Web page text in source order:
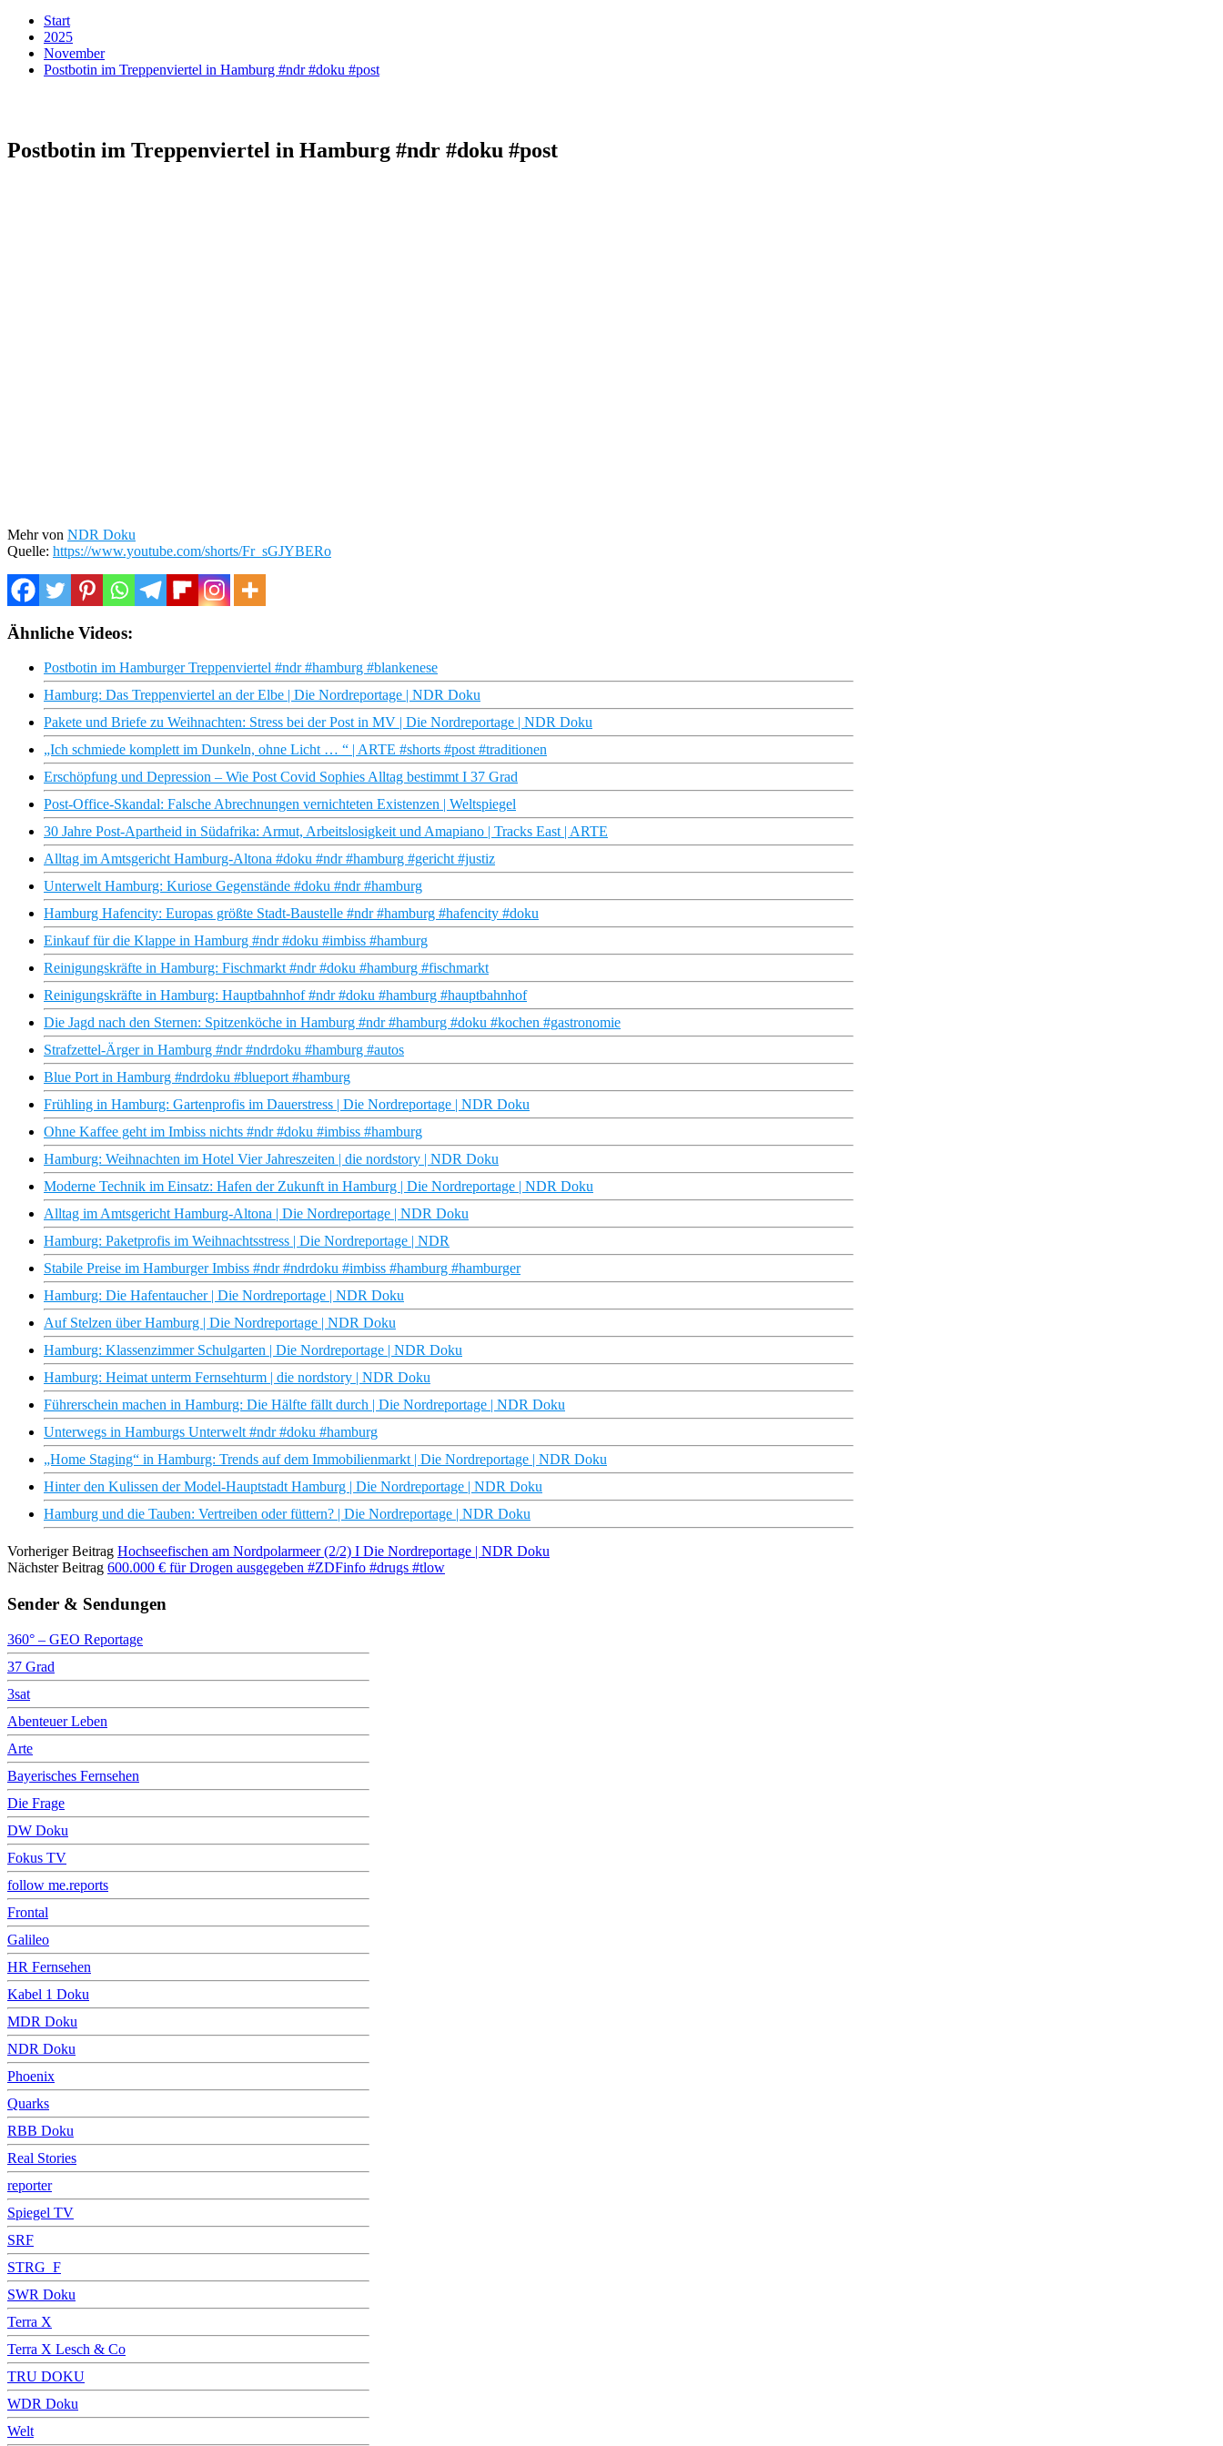
Start
2025
November
Postbotin im Treppenviertel in Hamburg #ndr #doku #post
Postbotin im Treppenviertel in Hamburg #ndr #doku #post
Mehr von NDR Doku
Quelle: https://www.youtube.com/shorts/Fr_sGJYBERo
Ähnliche Videos:
Postbotin im Hamburger Treppenviertel #ndr #hamburg #blankenese
Hamburg: Das Treppenviertel an der Elbe | Die Nordreportage | NDR Doku
Pakete und Briefe zu Weihnachten: Stress bei der Post in MV | Die Nordreportage | NDR Doku
„Ich schmiede komplett im Dunkeln, ohne Licht … “ | ARTE #shorts #post #traditionen
Erschöpfung und Depression – Wie Post Covid Sophies Alltag bestimmt I 37 Grad
Post-Office-Skandal: Falsche Abrechnungen vernichteten Existenzen | Weltspiegel
30 Jahre Post-Apartheid in Südafrika: Armut, Arbeitslosigkeit und Amapiano | Tracks East | ARTE
Alltag im Amtsgericht Hamburg-Altona #doku #ndr #hamburg #gericht #justiz
Unterwelt Hamburg: Kuriose Gegenstände #doku #ndr #hamburg
Hamburg Hafencity: Europas größte Stadt-Baustelle #ndr #hamburg #hafencity #doku
Einkauf für die Klappe in Hamburg #ndr #doku #imbiss #hamburg
Reinigungskräfte in Hamburg: Fischmarkt #ndr #doku #hamburg #fischmarkt
Reinigungskräfte in Hamburg: Hauptbahnhof #ndr #doku #hamburg #hauptbahnhof
Die Jagd nach den Sternen: Spitzenköche in Hamburg #ndr #hamburg #doku #kochen #gastronomie
Strafzettel-Ärger in Hamburg #ndr #ndrdoku #hamburg #autos
Blue Port in Hamburg #ndrdoku #blueport #hamburg
Frühling in Hamburg: Gartenprofis im Dauerstress | Die Nordreportage | NDR Doku
Ohne Kaffee geht im Imbiss nichts #ndr #doku #imbiss #hamburg
Hamburg: Weihnachten im Hotel Vier Jahreszeiten | die nordstory | NDR Doku
Moderne Technik im Einsatz: Hafen der Zukunft in Hamburg | Die Nordreportage | NDR Doku
Alltag im Amtsgericht Hamburg-Altona | Die Nordreportage | NDR Doku
Hamburg: Paketprofis im Weihnachtsstress | Die Nordreportage | NDR
Stabile Preise im Hamburger Imbiss #ndr #ndrdoku #imbiss #hamburg #hamburger
Hamburg: Die Hafentaucher | Die Nordreportage | NDR Doku
Auf Stelzen über Hamburg | Die Nordreportage | NDR Doku
Hamburg: Klassenzimmer Schulgarten | Die Nordreportage | NDR Doku
Hamburg: Heimat unterm Fernsehturm | die nordstory | NDR Doku
Führerschein machen in Hamburg: Die Hälfte fällt durch | Die Nordreportage | NDR Doku
Unterwegs in Hamburgs Unterwelt #ndr #doku #hamburg
„Home Staging“ in Hamburg: Trends auf dem Immobilienmarkt | Die Nordreportage | NDR Doku
Hinter den Kulissen der Model-Hauptstadt Hamburg | Die Nordreportage | NDR Doku
Hamburg und die Tauben: Vertreiben oder füttern? | Die Nordreportage | NDR Doku
Vorheriger Beitrag Hochseefischen am Nordpolarmeer (2/2) I Die Nordreportage | NDR Doku
Nächster Beitrag 600.000 € für Drogen ausgegeben #ZDFinfo #drugs #tlow
Sender & Sendungen
360° – GEO Reportage
37 Grad
3sat
Abenteuer Leben
Arte
Bayerisches Fernsehen
Die Frage
DW Doku
Fokus TV
follow me.reports
Frontal
Galileo
HR Fernsehen
Kabel 1 Doku
MDR Doku
NDR Doku
Phoenix
Quarks
RBB Doku
Real Stories
reporter
Spiegel TV
SRF
STRG_F
SWR Doku
Terra X
Terra X Lesch & Co
TRU DOKU
WDR Doku
Welt